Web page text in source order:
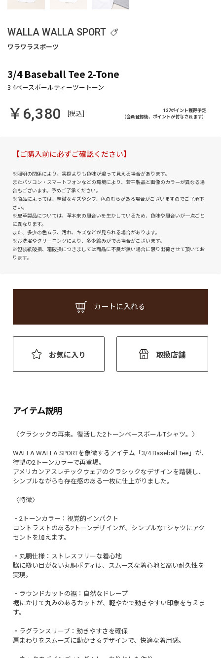
WALLA WALLA SPORT
3/4 Baseball Tee 2-Tone
￥6,380 [税込]
127ポイント獲得予定
（会員登録後、ポイントが付与されます）
【ご購入前に必ずご確認ください】
※照明の関係により、実際よりも色味が違って見える場合があります。
またパソコン・スマートフォンなどの環境により、若干製品と画像のカラーが異なる場
合もございます。予めご了承ください。
※商品によっては、軽微なキズやシワ、色のむらがある場合がございますのでご了承下
さい。
※皮革製品については、革本来の風合いを生かしているため、色味や風合いが一点ごと
に異なります。
また、多少の色ムラ、汚れ、キズなどが見られる場合があります。
※お洗濯やクリーニングにより、多少縮みがでる場合がございます。
※包装紙破損、箱破損につきましては商品に不良が無い場合に限り出荷させて頂いてお
ります。
カートに入れる
お気に入り 取扱店舗
アイテム説明
〈クラシックの再来。復活した2トーンベースボールTシャツ。〉
WALLA WALLA SPORTを象徴するアイテム「3/4 Baseball Tee」が、
待望の2トーンカラーで再登場。
アメリカンアスレチックウェアのクラシックなデザインを踏襲し、
シンプルながらも存在感のある一枚に仕上がりました。
〈特徴〉
・2トーンカラー：視覚的インパクト
コントラストのある2トーンデザインが、シンプルなTシャツにアク
セントを加えます。
・丸胴仕様：ストレスフリーな着心地
脇に縫い目がない丸胴ボディは、スムーズな着心地と高い耐久性を
実現。
・ラウンドカットの裾：自然なドレープ
裾にかけて丸みのあるカットが、軽やかで動きやすい印象を与えま
す。
・ラグランスリーブ：動きやすさを確保
肩まわりをスムーズに動かせるデザインで、快適な着用感。